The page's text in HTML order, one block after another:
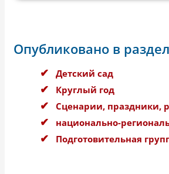
Опубликовано в
Детский сад
Круглый год
Сценарии, праздники,
национально-
Подготовительная